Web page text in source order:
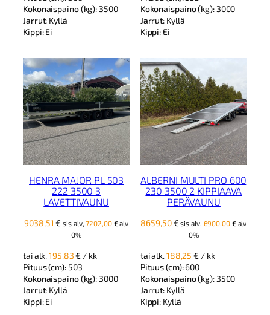
Kokonaispaino (kg): 3500
Jarrut: Kyllä
Kippi:Ei
Kokonaispaino (kg): 3000
Jarrut: Kyllä
Kippi: Ei
HENRA MAJOR PL 503
222 3500 3
LAVETTIVAUNU
9038,51€ sis alv,7202,00 €alv
0%
tai alk.195,83€ / kk
Pituus (cm):503
Kokonaispaino (kg):3000
Jarrut: Kyllä
Kippi:Ei
ALBERNI MULTI PRO 600
230 3500 2 KIPPIAAVA
PERÄVAUNU
8659,50€ sis alv, 6900,00 €alv
0%
tai alk.188,25€ / kk
Pituus (cm):600
Kokonaispaino (kg):3500
Jarrut: Kyllä
Kippi: Kyllä